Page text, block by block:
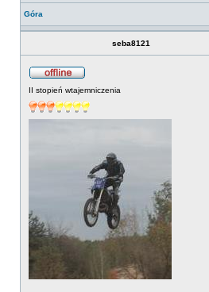
Góra
seba8121
II stopień wtajemniczenia